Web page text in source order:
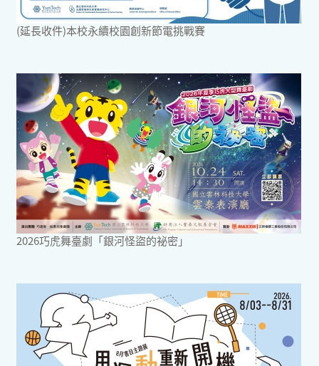
(延長收件)本校永續校園創新節電挑戰賽
2026巧虎舞臺劇「銀河怪盜的祕密」